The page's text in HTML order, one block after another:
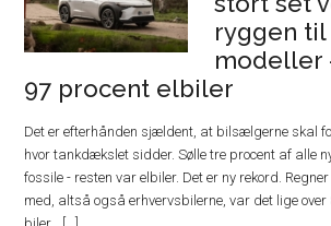
ryggen
modeller
97 procent elbiler
Det er efterhånden sjældent, at bilsælgerne skal
hvor tankdækslet sidder. Sølle tre procent af alle
fossile - resten var elbiler. Det er ny rekord.
med, altså også erhvervsbilerne, var det lige